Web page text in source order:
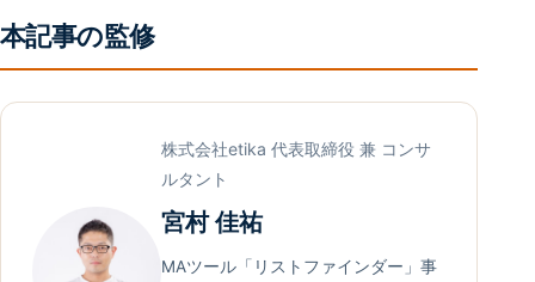
本記事の監修
株式会社etika 代表取締役 兼 コンサ
ルタント
宮村 佳祐
MAツール「リストファインダー」事